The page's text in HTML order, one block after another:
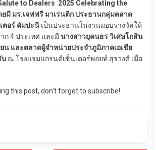
to Dealers 2025 Celebrating the
ยมี มร.เจฟฟรี มาเรนติก ประธานกลุ่มตลาด
ตอร์ คัมปะนีเป็นประธานในงานมอบรางวัลให้
ก 4 ประเทศ และมี นางสาวยุคนธร วิเศษโกสิน
น และตลาดผู้จำหน่ายประจำภูมิภาคเอเชีย
บณ โรงแรมแกรนด์เซ็นเตอร์พอยท์ สุรวงศ์ เมื่อ
this post, don't forget to subscribe!